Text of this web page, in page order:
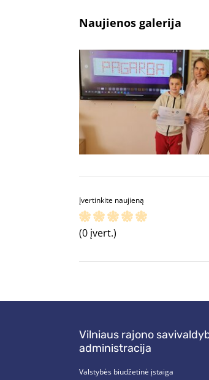
Naujienos galerija
Įvertinkite naujieną
(0 įvert.)
Vilniaus rajono
administracija
Valstybės biudžetinė įstaiga